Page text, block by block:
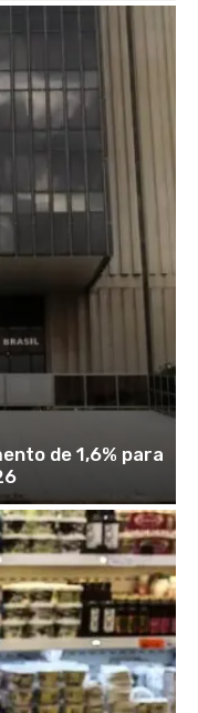
de 1,6% para